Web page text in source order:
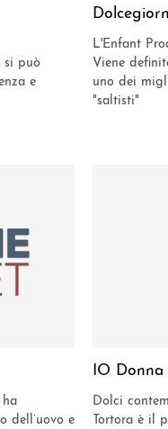
si può
e
L'Enfant
Viene
uno dei
"saltisti"
ha
dell’uovo e
IO Donna
Dolci
Tortora è il